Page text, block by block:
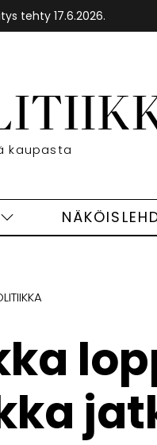
tehty 17.6.2026.
kaupasta
Vapaasti